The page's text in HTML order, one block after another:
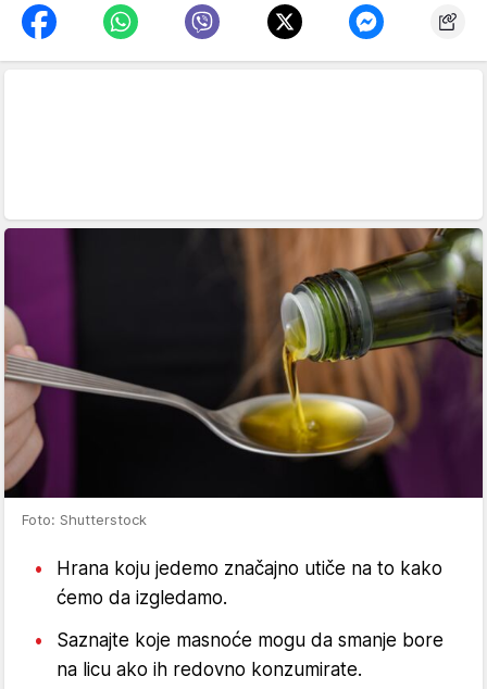
Foto: Shutterstock
Hrana koju jedemo značajno utiče na to kako
ćemo da izgledamo.
Saznajte koje masnoće mogu da smanje bore
na licu ako ih redovno konzumirate.